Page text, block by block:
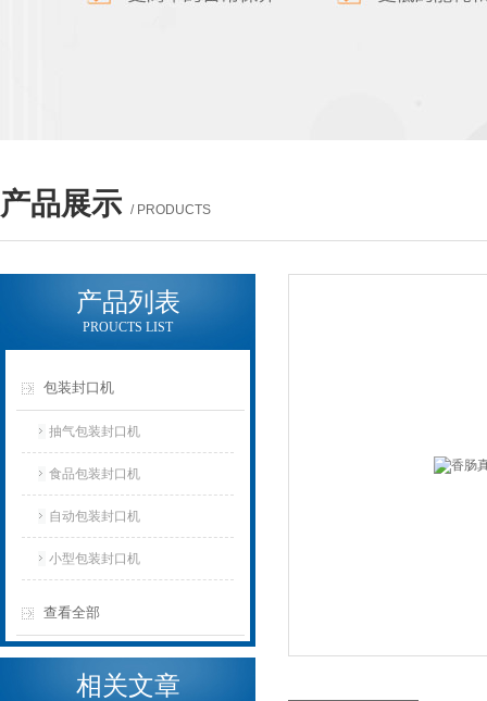
产品展示 / PRODUCTS
产品列表
PROUCTS LIST
包装封口机
抽气包装封口机
食品包装封口机
自动包装封口机
小型包装封口机
查看全部
相关文章